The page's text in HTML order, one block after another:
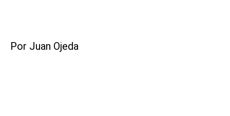
Por Juan Ojeda